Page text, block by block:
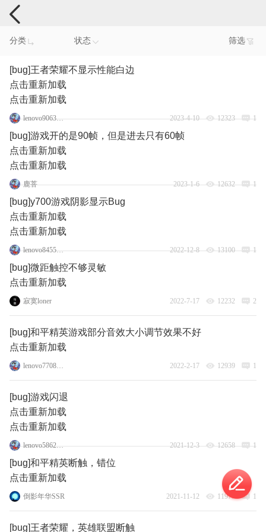
手机反馈
分类 状态 筛选
[bug]王者荣耀不显示性能白边
点击重新加载
点击重新加载
lenovo90631798 2023-4-10 12323 1
[bug]游戏开的是90帧，但是进去只有60帧
点击重新加载
点击重新加载
鹿菩 2023-1-6 12632 1
[bug]y700游戏阴影显示Bug
点击重新加载
点击重新加载
lenovo84552076 2022-12-8 13100 1
[bug]微距触控不够灵敏
点击重新加载
寂寞loner 2022-7-17 12232 2
[bug]和平精英游戏部分音效大小调节效果不好
点击重新加载
lenovo77087684 2022-2-17 12939 1
[bug]游戏闪退
点击重新加载
点击重新加载
lenovo58624544 2021-12-3 12658 1
[bug]和平精英断触，错位
点击重新加载
倒影年华SSR 2021-11-12 11977 1
[bug]王者荣耀，英雄联盟断触